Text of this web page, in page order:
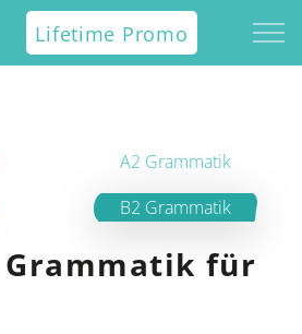
Lifetime Promo
A2 Grammatik
B2 Grammatik
Grammatik für